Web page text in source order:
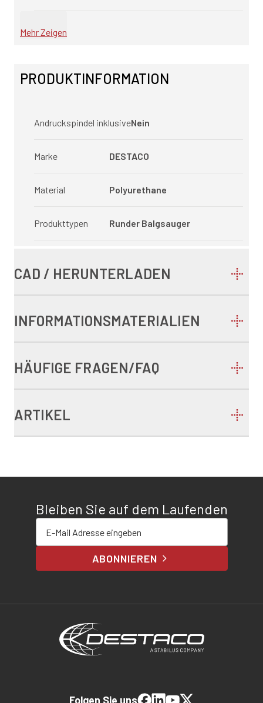
Mehr Zeigen
PRODUKTINFORMATION
Andruckspindel inklusiveNein
Marke DESTACO
Material Polyurethane
Produkttypen Runder Balgsauger
CAD / HERUNTERLADEN
INFORMATIONSMATERIALIEN
HÄUFIGE FRAGEN/FAQ
ARTIKEL
Bleiben Sie auf dem Laufenden
ABONNIEREN
Folgen Sie uns